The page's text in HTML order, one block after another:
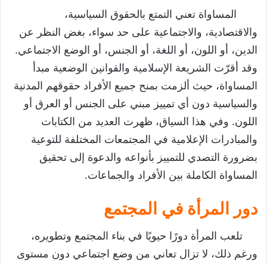
المساواة تعني التمتع بالحقوق السياسية،
والاقتصادية، والاجتماعية على حد سواء، بغض النظر عن
الدين، أو اللون، أو اللغة، أو الجنس، أو الوضع الاجتماعي.
وقد أقرّت الشريعة الإسلامية والقوانين الوضعية مبدأ
المساواة، حيث ألزمت بمنح جميع الأفراد حقوقهم المدنية
والسياسية دون أي تمييز مبني على الجنس أو العرق أو
اللون. وفي هذا السياق، ظهرت العديد من الكتابات
والمبادرات الإعلامية في المجتمعات المختلفة للتوعية
بضرورة التصدي للتمييز بأنواعه والدعوة إلى تحقيق
المساواة الكاملة بين الأفراد والجماعات.
دور المرأة في المجتمع
تلعب المرأة دورًا حيويًا في بناء المجتمع وتطويره،
ورغم ذلك، لا تزال تعاني من وضع اجتماعي دون مستوى